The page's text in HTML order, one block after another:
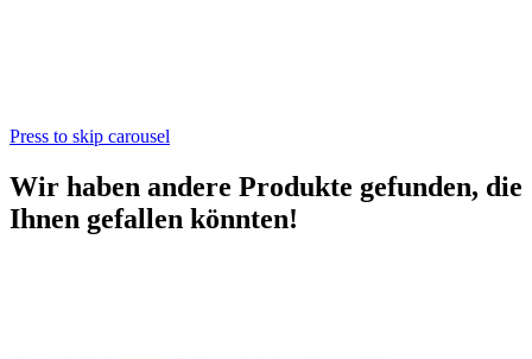
Press to skip carousel
Wir haben andere Produkte gefunden, die
Ihnen gefallen könnten!